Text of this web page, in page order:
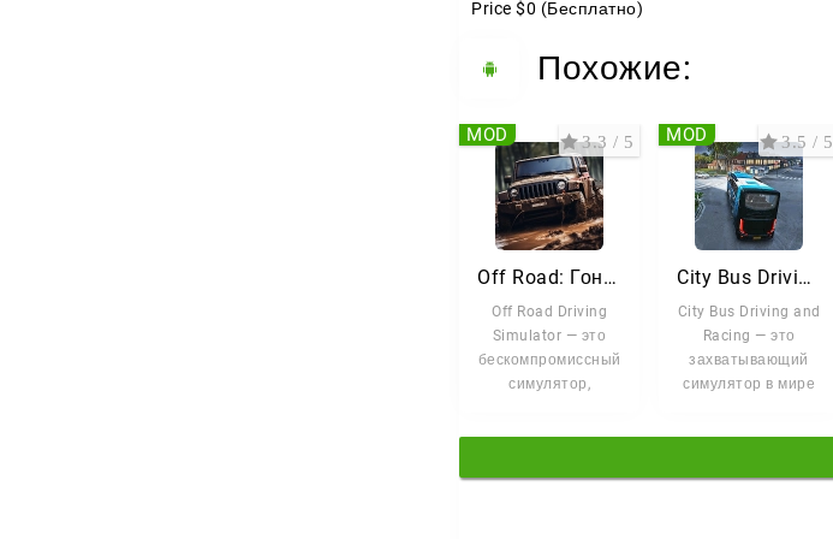
Price $0 (Бесплатно)
Похожие:
Off Road: Гонки по бездорожью
Off Road Driving
Simulator — это
бескомпромиссный
симулятор,
3.3 / 5
MOD
City Bus Driving and Racing
City Bus Driving and
Racing — это
захватывающий
симулятор в мире
3.5 / 5
MOD